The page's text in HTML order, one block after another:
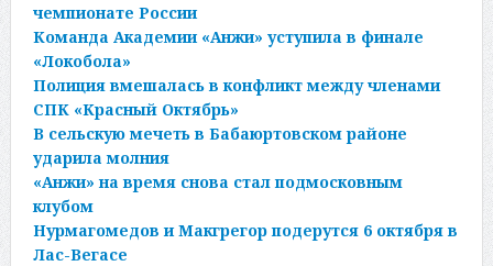
чемпионате России
Команда Академии «Анжи» уступила в финале
«Локобола»
Полиция вмешалась в конфликт между членами
СПК «Красный Октябрь»
В сельскую мечеть в Бабаюртовском районе
ударила молния
«Анжи» на время снова стал подмосковным
клубом
Нурмагомедов и Макгрегор подерутся 6 октября в
Лас-Вегасе